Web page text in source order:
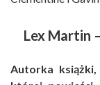
Lex Martin
Autorka